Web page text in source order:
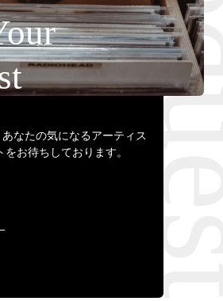
なたの気になるアーティス
をお待ちしております。